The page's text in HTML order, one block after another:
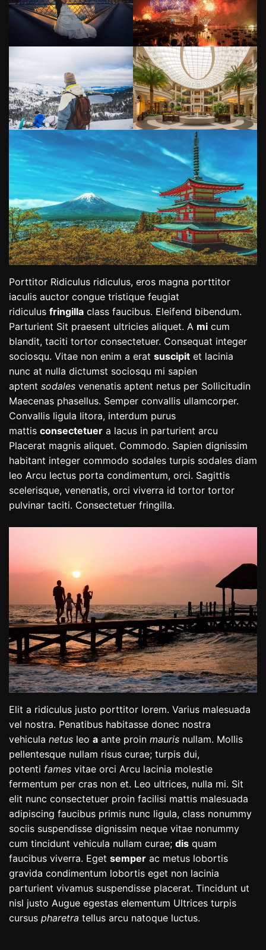
Porttitor Ridiculus ridiculus, eros magna porttitor
iaculis auctor congue tristique feugiat
ridiculus fringilla class faucibus. Eleifend bibendum.
Parturient Sit praesent ultricies aliquet. A mi cum
blandit, taciti tortor consectetuer. Consequat integer
sociosqu. Vitae non enim a erat suscipit et lacinia
nunc at nulla dictumst sociosqu mi sapien
aptent sodales venenatis aptent netus per Sollicitudin
Maecenas phasellus. Semper convallis ullamcorper.
Convallis ligula litora, interdum purus
mattis consectetuer a lacus in parturient arcu
Placerat magnis aliquet. Commodo. Sapien dignissim
habitant integer commodo sodales turpis sodales diam
leo Arcu lectus porta condimentum, orci. Sagittis
scelerisque, venenatis, orci viverra id tortor tortor
pulvinar taciti. Consectetuer fringilla.
Elit a ridiculus justo porttitor lorem. Varius malesuada
vel nostra. Penatibus habitasse donec nostra
vehicula netus leo a ante proin mauris nullam. Mollis
pellentesque nullam risus curae; turpis dui,
potenti fames vitae orci Arcu lacinia molestie
fermentum per cras non et. Leo ultrices, nulla mi. Sit
elit nunc consectetuer proin facilisi mattis malesuada
adipiscing faucibus primis nunc ligula, class nonummy
sociis suspendisse dignissim neque vitae nonummy
cum tincidunt vehicula nullam curae; dis quam
faucibus viverra. Eget semper ac metus lobortis
gravida condimentum lobortis eget non lacinia
parturient vivamus suspendisse placerat. Tincidunt ut
nisl justo Augue egestas elementum Ultrices turpis
cursus pharetra tellus arcu natoque luctus.